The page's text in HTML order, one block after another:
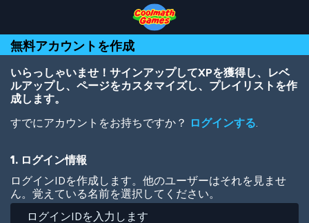
Top
of
Page
Navigation
Main
Content
Footer
ン
コ
ン
移
無料アカウントを作成
いらっしゃいませ！サインアップしてXPを獲得し、レベ
ルアップし、ページをカスタマイズし、プレイリストを作
成します。
すでにアカウントをお持ちですか？ ログインする.
1. ログイン情報
ログインIDを作成します。他のユーザーはそれを見ませ
ん。覚えている名前を選択してください。